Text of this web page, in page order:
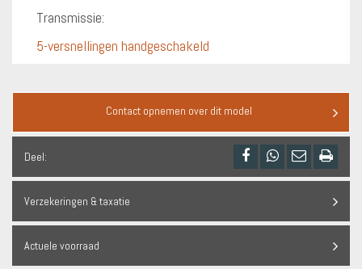
Transmissie:
5-versnellingen handgeschakeld
Contact opnemen over dit model
Deel:
Verzekeringen & taxatie
Actuele voorraad